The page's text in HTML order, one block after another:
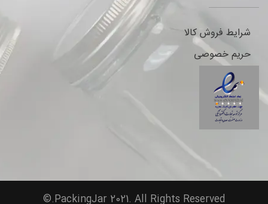
شرایط فروش کالا
حریم خصوصی
PackingJar 2021. All Rights Reserved.©